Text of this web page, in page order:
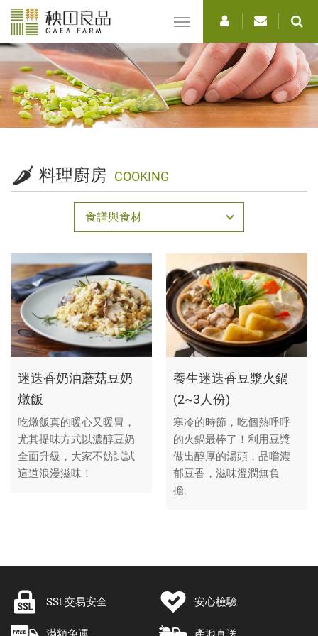
料理廚房 COOKING
食譜與食材
迷迭香奶油蘑菇豆奶
燉飯
吃燉飯真的暖心又暖胃，
尤其提味方式以濃醇豆奶
全面升級，大家不妨試試
這道浪漫滋味！
養生迷迭香豆漿火鍋
(2~3人份)
寒冷的時節，吃個熱呼呼
的火鍋最棒了！利用豆漿
做出醇厚的湯頭，品嚐濃
郁豆香，滋味溫潤無負
擔。
SSL交易安全 安心檢驗